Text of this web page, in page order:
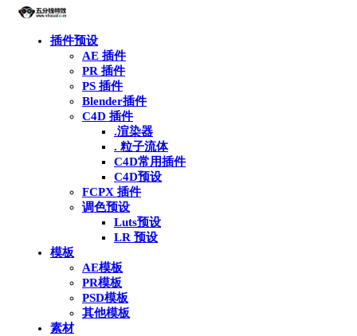
插件预设
AE 插件
PR 插件
PS 插件
Blender插件
C4D 插件
.渲染器
. 粒子流体
C4D常用插件
C4D预设
FCPX 插件
调色预设
Luts预设
LR 预设
模板
AE模板
PR模板
PSD模板
其他模板
素材